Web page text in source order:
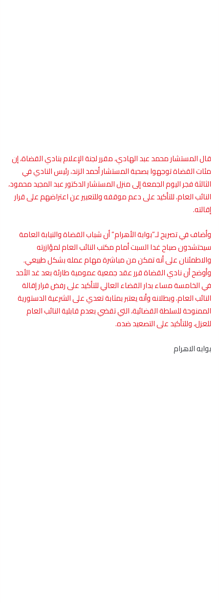
قال المستشار محمد عبد الهادي، مقرر لجنة الإعلام بنادي القضاة، إن
مئات القضاة توجهوا بصحبة المستشار أحمد الزند، رئيس النادي في
الثالثة فجر اليوم الجمعة إلى منزل المستشار الدكتور عبد المجيد محمود،
النائب العام، للتأكيد على دعم موقفه وللتعبير عن اعتراضهم على قرار
إقالته.
وأضاف في تصريح لـ”بوابة الأهرام” أن شباب القضاة والنيابة العامة
سيحتشدون صباح غدا السبت أمام مكتب النائب العام لمؤازرته
والاطمئنان على أنه تمكن من مباشرة مهام عمله بشكل طبيعي.
وأوضح أن نادي القضاة قرر عقد جمعية عمومية طارئة بعد غد الأحد
في الخامسة مساء بدار القضاء العالي للتأكيد على رفض قرار إقالة
النائب العام، وبطلانه وأنه يعتبر بمثابة تعدي على الشرعية الدستورية
الممنوحة للسلطة القضائية، التي تقضي بعدم قابلية النائب العام
للعزل، وللتأكيد على التصعيد ضده.
بوابه الاهرام